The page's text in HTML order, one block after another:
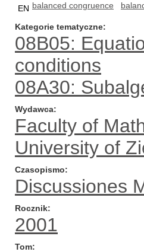
EN balanced congruence
Kategorie tematyczne
08B05:
conditions
08A30:
Wydawca
Faculty of
University of
Czasopismo
Discussiones
Rocznik
2001
Tom